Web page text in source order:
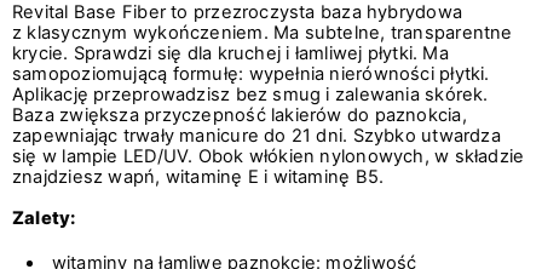
Revital Base Fiber to przezroczysta baza hybrydowa
z klasycznym wykończeniem. Ma subtelne, transparentne
krycie. Sprawdzi się dla kruchej i łamliwej płytki. Ma
samopoziomującą formułę: wypełnia nierówności płytki.
Aplikację przeprowadzisz bez smug i zalewania skórek.
Baza zwiększa przyczepność lakierów do paznokcia,
zapewniając trwały manicure do 21 dni. Szybko utwardza
się w lampie LED/UV. Obok włókien nylonowych, w składzie
znajdziesz wapń, witaminę E i witaminę B5.
Zalety:
witaminy na łamliwe paznokcie: możliwość